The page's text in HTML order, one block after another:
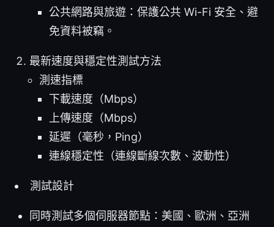
公共網路與旅遊：保護公共 Wi-Fi 安全、避
免資料被竊。
最新速度與穩定性測試方法
測速指標
下載速度（Mbps）
上傳速度（Mbps）
延遲（毫秒，Ping）
連線穩定性（連線斷線次數、波動性）
測試設計
同時測試多個伺服器節點：美國、歐洲、亞洲